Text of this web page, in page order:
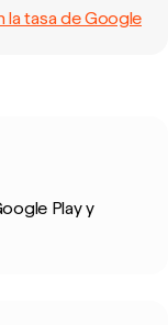
la tasa de Google
Play y